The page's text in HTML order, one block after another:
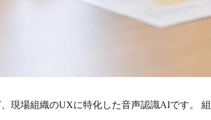
現場組織のUXに特化した音声認識AIです。